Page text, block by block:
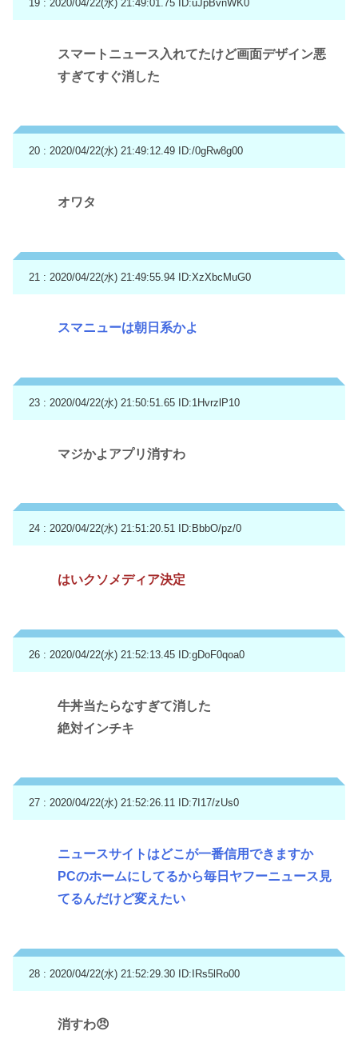
19 : 2020/04/22(水) 21:49:01.75 ID:uJpBvnWK0
スマートニュース入れてたけど画面デザイン悪
すぎてすぐ消した
20 : 2020/04/22(水) 21:49:12.49 ID:/0gRw8g00
オワタ
21 : 2020/04/22(水) 21:49:55.94 ID:XzXbcMuG0
スマニューは朝日系かよ
23 : 2020/04/22(水) 21:50:51.65 ID:1HvrzlP10
マジかよアプリ消すわ
24 : 2020/04/22(水) 21:51:20.51 ID:BbbO/pz/0
はいクソメディア決定
26 : 2020/04/22(水) 21:52:13.45 ID:gDoF0qoa0
牛丼当たらなすぎて消した
絶対インチキ
27 : 2020/04/22(水) 21:52:26.11 ID:7I17/zUs0
ニュースサイトはどこが一番信用できますか
PCのホームにしてるから毎日ヤフーニュース見
てるんだけど変えたい
28 : 2020/04/22(水) 21:52:29.30 ID:IRs5lRo00
消すわ😠